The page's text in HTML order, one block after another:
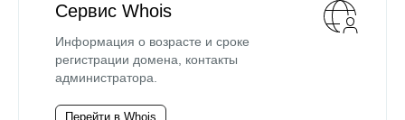
Сервис Whois
Информация о возрасте и сроке
регистрации домена, контакты
администратора.
Перейти в Whois